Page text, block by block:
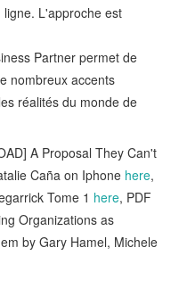
L'approche est
Partner permet de
nombreux accents
réalités du monde de
A Proposal They Can't
Caña on Iphone here,
Tome 1 here, PDF
Organizations as
by Gary Hamel, Michele